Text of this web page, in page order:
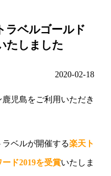
ラベルゴールド
たしました
2020-02-18
児島をご利用いただき
ベルが開催する楽天ト
ド2019を受賞いたしま